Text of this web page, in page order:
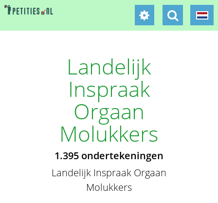
Landelijk
Inspraak
Orgaan
Molukkers
1.395 ondertekeningen
Landelijk Inspraak Orgaan
Molukkers